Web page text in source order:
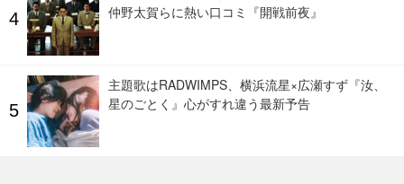
仲野太賀らに熱い口コミ『開戦前夜』
主題歌はRADWIMPS、横浜流星×広瀬すず『汝、
星のごとく』心がすれ違う最新予告